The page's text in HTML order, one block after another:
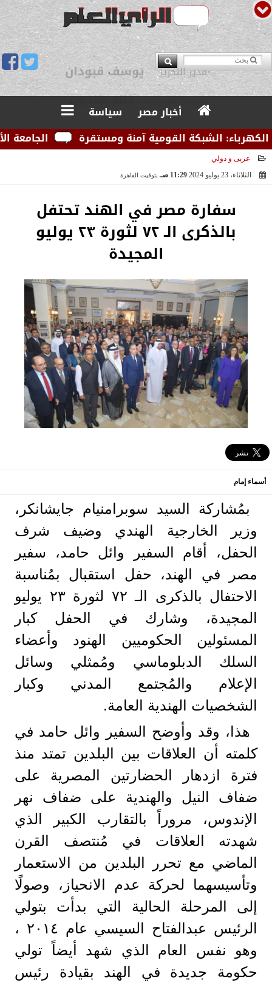
مدير التحرير يوسف قبودان
أخبار مصر
سياسة
الجامعة
الشبكة القومية آمنة ومستقرة
عربى و دولي
الثلاثاء، 23 يوليو 2024
11:29 صـ بتوقيت القاهرة
سفارة مصر في الهند تحتفل
بالذكرى الـ ٧٢ لثورة ٢٣ يوليو
المجيدة
أسماء إمام
بمُشاركة السيد سوبرامنيام جايشانكر،
وزير الخارجية الهندي وضيف شرف
الحفل، أقام السفير وائل حامد، سفير
مصر في الهند، حفل استقبال بمُناسبة
الاحتفال بالذكرى الـ ٧٢ لثورة ٢٣ يوليو
المجيدة، وشارك في الحفل كبار
المسئولين الحكوميين الهنود وأعضاء
السلك الدبلوماسي ومُمثلي وسائل
الإعلام والمُجتمع المدني وكبار
الشخصيات الهندية العامة.
هذا، وقد وأوضح السفير وائل حامد في
كلمته أن العلاقات بين البلدين تمتد منذ
فترة ازدهار الحضارتين المصرية على
ضفاف النيل والهندية على ضفاف نهر
الإندوس، مروراً بالتقارب الكبير الذي
شهدته العلاقات في مُنتصف القرن
الماضي مع تحرر البلدين من الاستعمار
وتأسيسهما لحركة عدم الانحياز، وصولًا
إلى المرحلة الحالية التي بدأت بتولي
الرئيس عبدالفتاح السيسي عام ٢٠١٤ ،
وهو نفس العام الذي شهد أيضاً تولي
حكومة جديدة في الهند بقيادة رئيس